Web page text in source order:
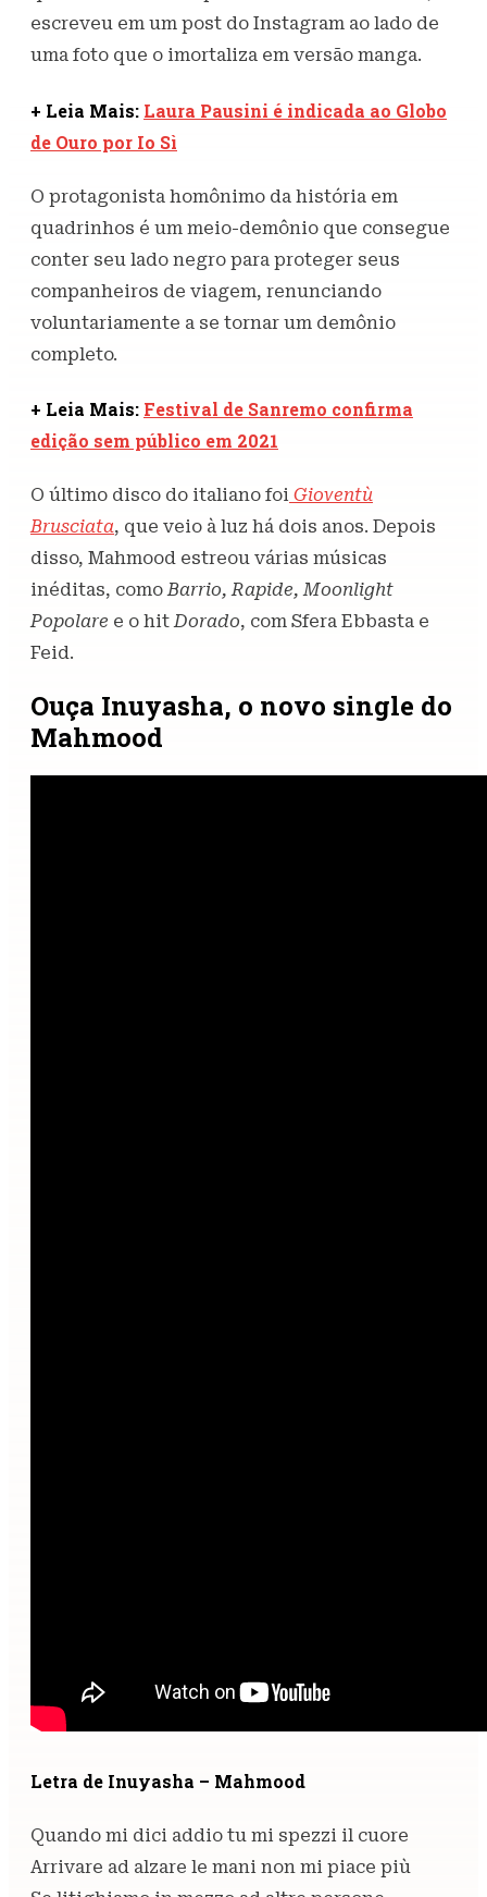
escreveu em um post do Instagram ao lado de
uma foto que o imortaliza em versão manga.
+ Leia Mais: Laura Pausini é indicada ao Globo
de Ouro por Io Sì
O protagonista homônimo da história em
quadrinhos é um meio-demônio que consegue
conter seu lado negro para proteger seus
companheiros de viagem, renunciando
voluntariamente a se tornar um demônio
completo.
+ Leia Mais: Festival de Sanremo confirma
edição sem público em 2021
O último disco do italiano foi Gioventù
Brusciata, que veio à luz há dois anos. Depois
disso, Mahmood estreou várias músicas
inéditas, comoBarrio, Rapide, Moonlight
Popolare e o hitDorado, com Sfera Ebbasta e
Feid.
Ouça Inuyasha, o novo single do
Mahmood
Letra de Inuyasha – Mahmood
Quando mi dici addio tu mi spezzi il cuore
Arrivare ad alzare le mani non mi piace più